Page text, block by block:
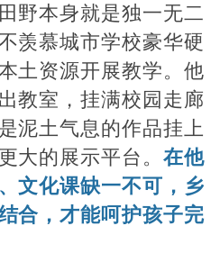
野本身就是独一无二
羡慕城市学校豪华硬
土资源开展教学。他
教室，挂满校园走廊
泥土气息的作品挂上
大的展示平台。在他
文化课缺一不可，乡
合，才能呵护孩子完